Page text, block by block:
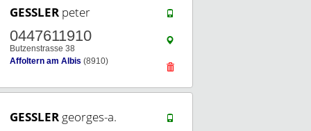
GESSLER peter
0447611910
Butzenstrasse 38
Affoltern am Albis (8910)
GESSLER georges-a.